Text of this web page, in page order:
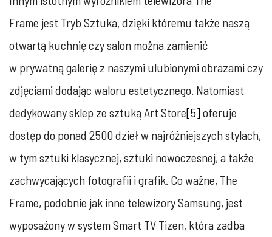
Frame jest Tryb Sztuka, dzięki któremu także naszą
otwartą kuchnię czy salon można zamienić
w prywatną galerię z naszymi ulubionymi obrazami czy
zdjęciami dodając waloru estetycznego. Natomiast
dedykowany sklep ze sztuką Art Store[5]oferuje
dostęp do ponad 2500 dzieł w najróżniejszych stylach,
w tym sztuki klasycznej, sztuki nowoczesnej, a także
zachwycających fotografii i grafik. Co ważne, The
Frame, podobnie jak inne telewizory Samsung, jest
wyposażony w system Smart TV Tizen, która zadba